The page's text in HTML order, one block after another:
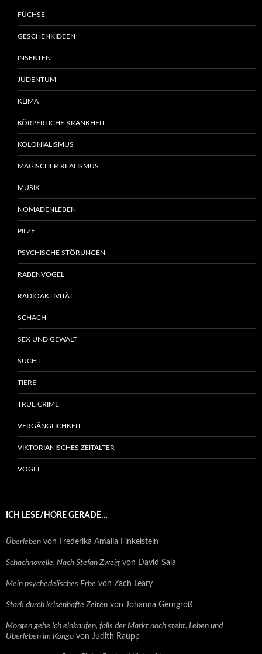
FÜCHSE
GESCHENKIDEEN
INSEKTEN
JUDENTUM
KLIMA
KÖRPERLICHE KRANKHEIT
KOLONIALISMUS
MAGISCHER REALISMUS
MUSIK
NOMADENLEBEN
PILZE
PSYCHISCHE STÖRUNGEN
RABENVÖGEL
RADIOAKTIVITÄT
SCHACH
SEX UND GEWALT
SUCHT
TIERE
TRUE CRIME
VERGÄNGLICHKEIT
VIKTORIANISCHES ZEITALTER
VÖGEL
ICH LESE/HÖRE GERADE…
Überleben von Frederika Amalia Finkelstein
Schachnovelle. Nach Stefan Zweig von David Sala
Mein psychedelisches Erbe von Zach Leary
Stark durch krisenhafte Zeiten von Johanna Gerngroß
Morgen gehe ich einkaufen, falls der Markt noch steht. Leben und
Überleben im Kongo von Judith Raupp